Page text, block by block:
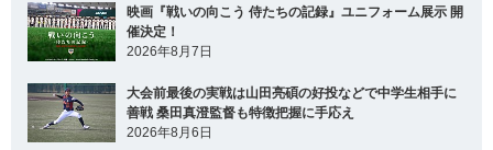
映画『戦いの向こう 侍たちの記録』ユニフォーム展示 開
催決定！
2026年8月7日
大会前最後の実戦は山田亮碩の好投などで中学生相手に
善戦 桑田真澄監督も特徴把握に手応え
2026年8月6日